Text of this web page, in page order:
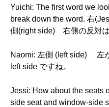
Yuichi: The first word we
break down the word. 右
側(right side) 右側の反対
Naomi: 左側 (left side) 左
left side ですね。
Jessi: How about the seats
side seat and window-side